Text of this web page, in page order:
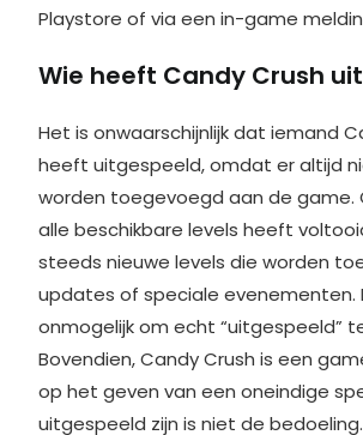
Playstore of via een in-game
Wie heeft Candy Crush
Het is onwaarschijnlijk dat iemand
heeft uitgespeeld, omdat er altijd
worden toegevoegd aan de game.
alle beschikbare levels heeft
steeds nieuwe levels die worden
updates of speciale evenementen.
onmogelijk om echt “uitgespeeld”
Bovendien, Candy Crush is een
op het geven van een oneindige
uitgespeeld zijn is niet de bedoeling.